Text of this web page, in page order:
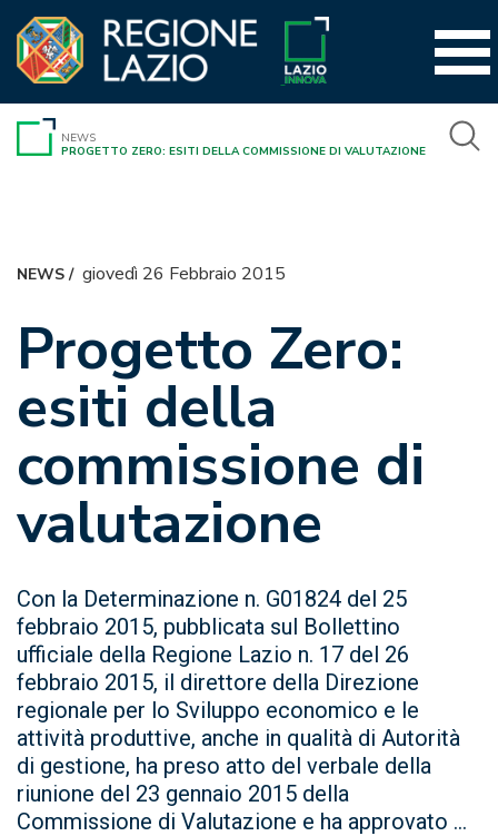
contenuto
NEWS
PROGETTO ZERO: ESITI DELLA COMMISSIONE DI VALUTAZIONE
NEWS/ giovedì 26 Febbraio 2015
Progetto Zero:
esiti della
commissione di
valutazione
Con la Determinazione n. G01824 del 25
febbraio 2015, pubblicata sul Bollettino
ufficiale della Regione Lazio n. 17 del 26
febbraio 2015, il direttore della Direzione
regionale per lo Sviluppo economico e le
attività produttive, anche in qualità di Autorità
di gestione, ha preso atto del verbale della
riunione del 23 gennaio 2015 della
Commissione di Valutazione e ha approvato ...